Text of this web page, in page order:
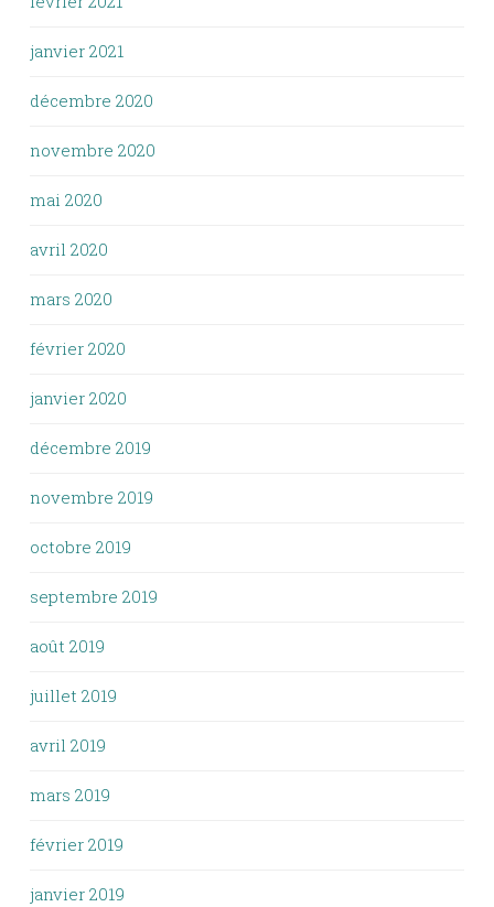
janvier 2021
décembre 2020
novembre 2020
mai 2020
avril 2020
mars 2020
février 2020
janvier 2020
décembre 2019
novembre 2019
octobre 2019
septembre 2019
août 2019
juillet 2019
avril 2019
mars 2019
février 2019
janvier 2019